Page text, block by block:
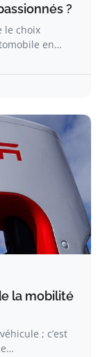
?
le choix
en…
la mobilité
; c’est